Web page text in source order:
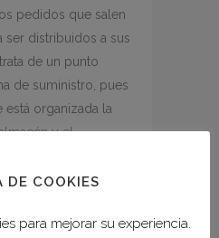
pedidos que salen
ser distribuidos a sus
de un punto
de suministro, pues
está organizada la
y el...
DE COOKIES
para mejorar su experiencia.